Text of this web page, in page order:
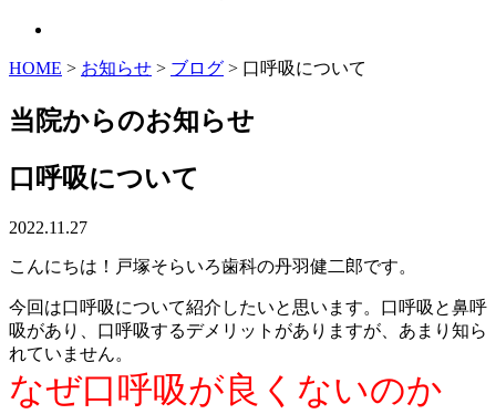
HOME > お知らせ > ブログ > 口呼吸について
当院からのお知らせ
口呼吸について
2022.11.27
こんにちは！戸塚そらいろ歯科の丹羽健二郎です。
今回は口呼吸について紹介したいと思います。口呼吸と鼻呼
吸があり、口呼吸するデメリットがありますが、あまり知ら
れていません。
なぜ口呼吸が良くないのか